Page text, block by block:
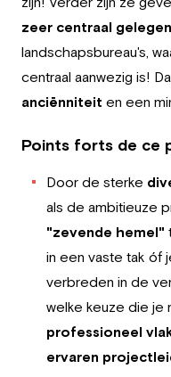
zeer centraal
landschapsbureau's,
centraal aanwezig is!
anciënniteit en een
Points forts de ce
Door de sterke
als de ambitieuze
"zevende hemel"
in een vaste tak óf
verbreden in de
welke keuze die je
professioneel
ervaren